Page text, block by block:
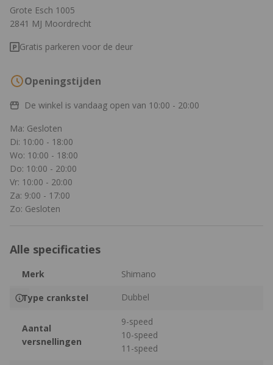
Grote Esch 1005
2841 MJ Moordrecht
Gratis parkeren voor de deur
Openingstijden
De winkel is vandaag open van 10:00 - 20:00
Ma: Gesloten
Di: 10:00 - 18:00
Wo: 10:00 - 18:00
Do: 10:00 - 20:00
Vr: 10:00 - 20:00
Za: 9:00 - 17:00
Zo: Gesloten
Alle specificaties
Merk Shimano
Type crankstel Dubbel
Aantal
versnellingen
9-speed
10-speed
11-speed